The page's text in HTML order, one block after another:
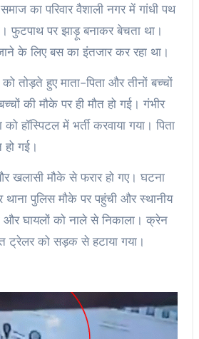
का परिवार वैशाली नगर में गांधी पथ
फुटपाथ पर झाड़ू बनाकर बेचता था।
के लिए बस का इंतजार कर रहा था।
तोड़ते हुए माता-पिता और तीनों बच्चों
की मौके पर ही मौत हो गई। गंभीर
हॉस्पिटल में भर्ती करवाया गया। पिता
हो गई।
खलासी मौके से फरार हो गए। घटना
थाना पुलिस मौके पर पहुंची और स्थानीय
घायलों को नाले से निकाला। क्रेन
ट्रेलर को सड़क से हटाया गया।